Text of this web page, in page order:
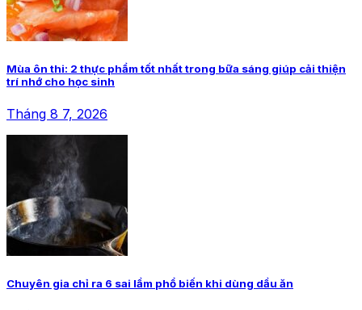
Mùa ôn thi: 2 thực phẩm tốt nhất trong bữa sáng giúp cải thiện
trí nhớ cho học sinh
Tháng 8 7, 2026
Chuyên gia chỉ ra 6 sai lầm phổ biến khi dùng dầu ăn